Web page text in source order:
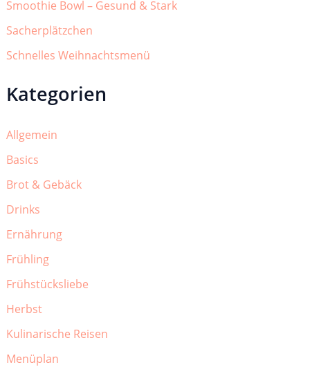
Smoothie Bowl – Gesund & Stark
Sacherplätzchen
Schnelles Weihnachtsmenü
Kategorien
Allgemein
Basics
Brot & Gebäck
Drinks
Ernährung
Frühling
Frühstücksliebe
Herbst
Kulinarische Reisen
Menüplan